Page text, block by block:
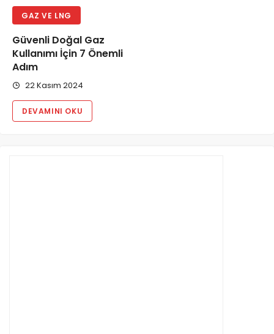
GAZ VE LNG
Güvenli Doğal Gaz
Kullanımı İçin 7 Önemli
Adım
22 Kasım 2024
DEVAMINI OKU